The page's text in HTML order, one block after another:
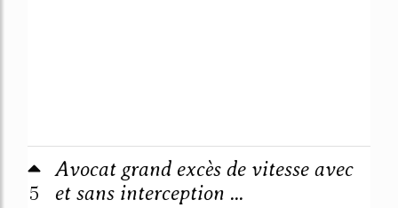
5
Avocat grand excès de vitesse avec
et sans interception ...